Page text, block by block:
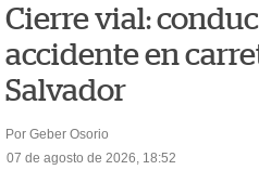
Cierre vial:
accidente en
Salvador
Por Geber Osorio
07 de agosto de 2026, 18:52